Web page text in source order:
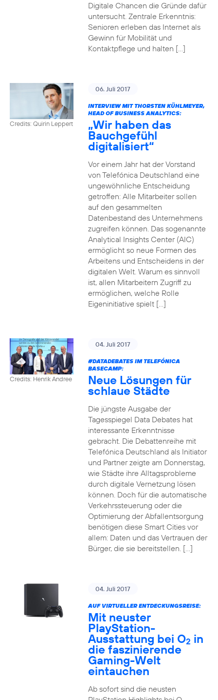
Digitale Chancen die Gründe dafür
untersucht. Zentrale Erkenntnis:
Senioren erleben das Internet als
Gewinn für Mobilität und
Kontaktpflege und halten […]
Credits: Quirin Leppert
06. Juli 2017
INTERVIEW MIT THORSTEN KÜHLMEYER,
HEAD OF BUSINESS ANALYTICS:
„Wir haben das
Bauchgefühl
digitalisiert“
Vor einem Jahr hat der Vorstand
von Telefónica Deutschland eine
ungewöhnliche Entscheidung
getroffen: Alle Mitarbeiter sollen
auf den gesammelten
Datenbestand des Unternehmens
zugreifen können. Das sogenannte
Analytical Insights Center (AIC)
ermöglicht so neue Formen des
Arbeitens und Entscheidens in der
digitalen Welt. Warum es sinnvoll
ist, allen Mitarbeitern Zugriff zu
ermöglichen, welche Rolle
Eigeninitiative spielt […]
Credits: Henrik Andree
04. Juli 2017
#DATADEBATESIM TELEFÓNICA
BASECAMP:
Neue Lösungen für
schlaue Städte
Die jüngste Ausgabe der
Tagesspiegel Data Debates hat
interessante Erkenntnisse
gebracht. Die Debattenreihe mit
Telefónica Deutschland als Initiator
und Partner zeigte am Donnerstag,
wie Städte ihre Alltagsprobleme
durch digitale Vernetzung lösen
können. Doch für die automatische
Verkehrssteuerung oder die
Optimierung der Abfallentsorgung
benötigen diese Smart Cities vor
allem: Daten und das Vertrauen der
Bürger, die sie bereitstellen. […]
04. Juli 2017
AUF VIRTUELLER ENTDECKUNGSREISE:
Mit neuster
PlayStation-
Ausstattung bei O2 in
die faszinierende
Gaming-Welt
eintauchen
Ab sofort sind die neusten